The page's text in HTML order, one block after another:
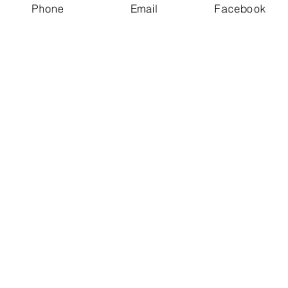
Phone Email Facebook